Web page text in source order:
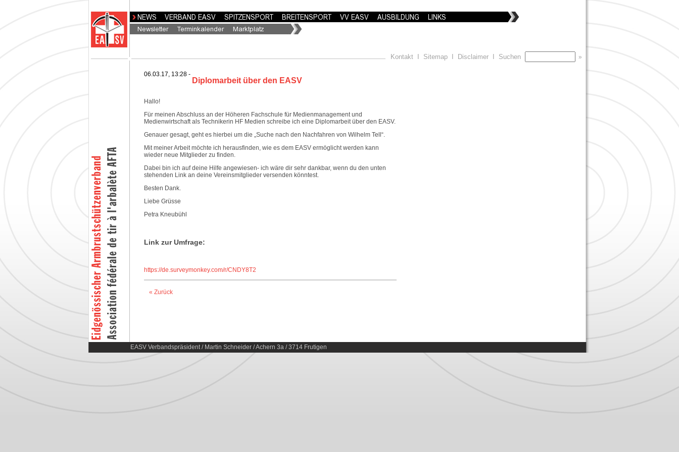
KontaktI SitemapI DisclaimerI Suchen
06.03.17, 13:28 -
Diplomarbeit über den EASV
Hallo!
Für meinen Abschluss an der Höheren Fachschule für Medienmanagement und
Medienwirtschaft als Technikerin HF Medien schreibe ich eine Diplomarbeit über den EASV.
Genauer gesagt, geht es hierbei um die „Suche nach den Nachfahren von Wilhelm Tell“.
Mit meiner Arbeit möchte ich herausfinden, wie es dem EASV ermöglicht werden kann
wieder neue Mitglieder zu finden.
Dabei bin ich auf deine Hilfe angewiesen- ich wäre dir sehr dankbar, wenn du den unten
stehenden Link an deine Vereinsmitglieder versenden könntest.
Besten Dank.
Liebe Grüsse
Petra Kneubühl
Link zur Umfrage:
https://de.surveymonkey.com/r/CNDY8T2
« Zurück
EASV Verbandspräsident / Martin Schneider / Achern 3a / 3714 Frutigen